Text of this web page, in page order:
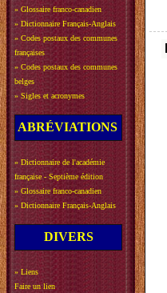
» Glossaire franco-canadien
» Dictionnaire Français-Anglais
» Codes postaux des communes
françaises
» Codes postaux des communes
belges
» Sigles et acronymes
ABRÉVIATIONS
» Dictionnaire de l'académie
française - Septième édition
» Glossaire franco-canadien
» Dictionnaire Français-Anglais
DIVERS
» Liens
Faire un lien